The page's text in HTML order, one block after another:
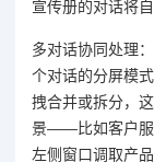
宣传册的对话将
多对话协同处理
个对话的分屏模
拽合并或拆分，
景——比如客户服
左侧窗口调取产